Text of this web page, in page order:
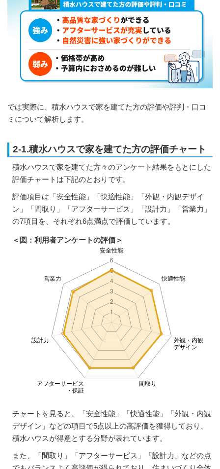
では実際に、積水ハウスで家を建てた方の評価や評判・口コ
ミについて解析します。
2-1.積水ハウスで家を建てた方の評価チャート
積水ハウスで家を建てた方々のアンケート結果をもとにした
評価チャートは下記のとおりです。
評価項目は「安全性能」「快適性能」「外観・内観デザイ
ン」「間取り」「アフターサービス」「設計力」「営業力」
の7項目を、それぞれ6点満点で評価しています。
＜図：利用者アンケートの評価＞
チャートを見ると、「安全性能」「快適性能」「外観・内観
デザイン」などの項目で5点以上の高評価を獲得しており、
積水ハウスが得意とする分野が表れています。
また、「間取り」「アフターサービス」「設計力」などの点